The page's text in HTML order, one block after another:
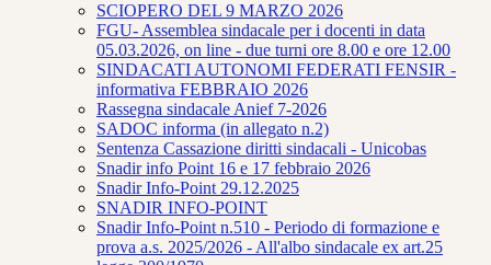
SCIOPERO DEL 9 MARZO 2026
FGU- Assemblea sindacale per i docenti in data
05.03.2026, on line - due turni ore 8.00 e ore 12.00
SINDACATI AUTONOMI FEDERATI FENSIR -
informativa FEBBRAIO 2026
Rassegna sindacale Anief 7-2026
SADOC informa (in allegato n.2)
Sentenza Cassazione diritti sindacali - Unicobas
Snadir info Point 16 e 17 febbraio 2026
Snadir Info-Point 29.12.2025
SNADIR INFO-POINT
Snadir Info-Point n.510 - Periodo di formazione e
prova a.s. 2025/2026 - All'albo sindacale ex art.25